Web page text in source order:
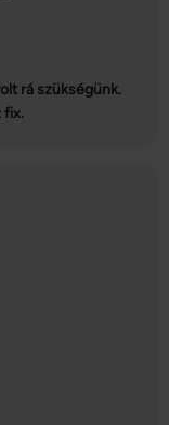
rá szükségünk.
fix.